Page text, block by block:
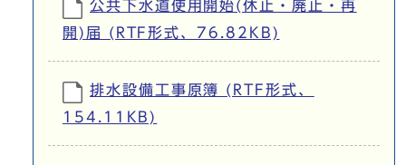
公共下水道使用開始(休止・廃止・再
開)届 (RTF形式、76.82KB)
排水設備工事原簿 (RTF形式、
154.11KB)